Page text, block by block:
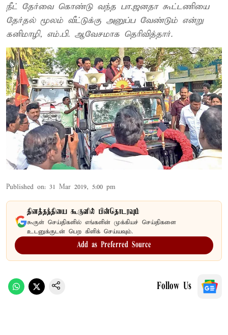
நீட் தேர்வை கொண்டு வந்த பா.ஜனதா கூட்டணியை
தேர்தல் மூலம் வீட்டுக்கு அனுப்ப வேண்டும் என்று
கனிமாழி, எம்.பி. ஆவேசமாக தெரிவித்தார்.
Published on: 31 Mar 2019, 5:00 pm
தினத்தந்தியை கூகுளில் பின்தொடரவும்
கூகுள் செய்திகளில் எங்களின் முக்கியச் செய்திகளை
உடனுக்குடன் பெற கிளிக் செய்யவும்.
Add as Preferred Source
Follow Us